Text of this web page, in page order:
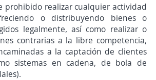
prohibido realizar cualquier actividad
o distribuyendo bienes o
legalmente, así como realizar o
contrarias a la libre competencia,
a la captación de clientes
sistemas en cadena, de bola de